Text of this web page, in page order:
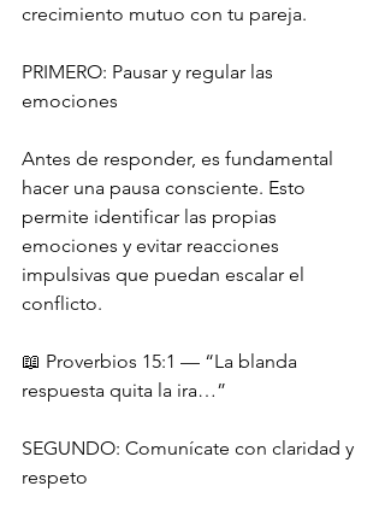
crecimiento mutuo con tu pareja.
PRIMERO: Pausar y regular las
emociones
Antes de responder, es fundamental
hacer una pausa consciente. Esto
permite identificar las propias
emociones y evitar reacciones
impulsivas que puedan escalar el
conflicto.
📖 Proverbios 15:1 — “La blanda
respuesta quita la ira…”
SEGUNDO: Comunícate con claridad y
respeto